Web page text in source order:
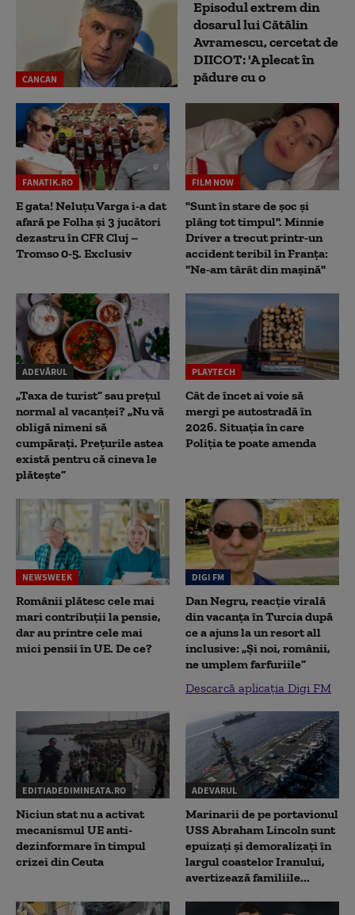
CANCAN
Episodul extrem din
dosarul lui Cătălin
Avramescu, cercetat de
DIICOT: 'A plecat în
pădure cu o
FANATIK.RO
E gata! Neluțu Varga i-a dat
afară pe Folha și 3 jucători
dezastru în CFR Cluj –
Tromso 0-5. Exclusiv
FILM NOW
"Sunt în stare de șoc și
plâng tot timpul". Minnie
Driver a trecut printr-un
accident teribil în Franța:
"Ne-am târât din mașină"
ADEVĂRUL
„Taxa de turist” sau prețul
normal al vacanței? „Nu vă
obligă nimeni să
cumpărați. Prețurile astea
există pentru că cineva le
plătește”
PLAYTECH
Cât de încet ai voie să
mergi pe autostradă în
2026. Situația în care
Poliția te poate amenda
NEWSWEEK
Românii plătesc cele mai
mari contribuții la pensie,
dar au printre cele mai
mici pensii în UE. De ce?
DIGI FM
Dan Negru, reacție virală
din vacanța în Turcia după
ce a ajuns la un resort all
inclusive: „Și noi, românii,
ne umplem farfuriile”
Descarcă aplicația Digi FM
EDITIADEDIMINEATA.RO
Niciun stat nu a activat
mecanismul UE anti-
dezinformare în timpul
crizei din Ceuta
ADEVARUL
Marinarii de pe portavionul
USS Abraham Lincoln sunt
epuizați și demoralizați în
largul coastelor Iranului,
avertizează familiile...